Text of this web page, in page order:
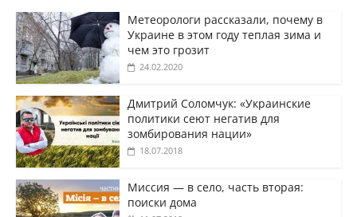
Метеорологи рассказали, почему в
Украине в этом году теплая зима и
чем это грозит
24.02.2020
Дмитрий Соломчук: «Украинские
политики сеют негатив для
зомбирования нации»
18.07.2018
Миссия — в село, часть вторая:
поиски дома